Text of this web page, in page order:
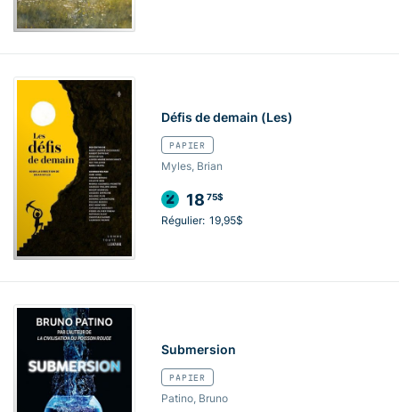
Défis de demain (Les)
PAPIER
Myles, Brian
18 75$
Régulier: 19,95$
Submersion
PAPIER
Patino, Bruno